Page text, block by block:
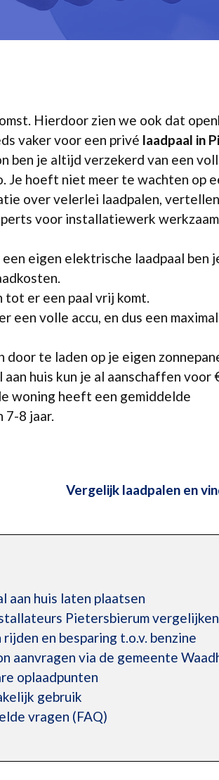
Hierdoor zien we ook dat
vaker voor een privé laadpaal in
ben je altijd verzekerd van een
Je hoeft niet meer te wachten op
over velerlei laadpalen,
voor installatiewerk
eigen elektrische laadpaal ben
er een paal vrij komt.
een volle accu, en dus een
door te laden op je eigen
aan huis kun je al aanschaffen voor
woning heeft een gemiddelde
8 jaar.
Vergelijk laadpalen en
aan huis laten plaatsen
Pietersbierum
en besparing t.o.v. benzine
aanvragen via de gemeente
oplaadpunten
gebruik
vragen (FAQ)